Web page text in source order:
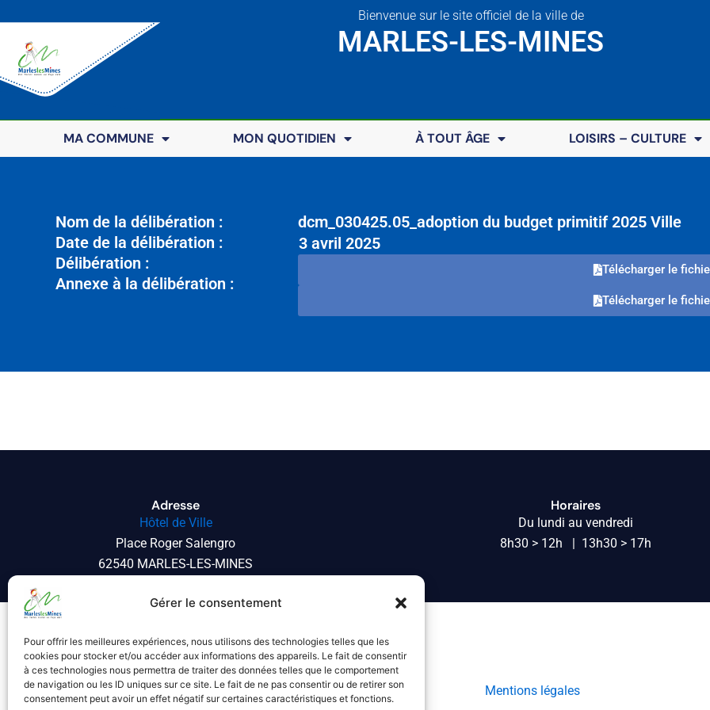
Gérer le consentement
Pour offrir les meilleures expériences, nous utilisons des technologies telles que les
cookies pour stocker et/ou accéder aux informations des appareils. Le fait de consentir
à ces technologies nous permettra de traiter des données telles que le comportement
de navigation ou les ID uniques sur ce site. Le fait de ne pas consentir ou de retirer son
consentement peut avoir un effet négatif sur certaines caractéristiques et fonctions.
Bienvenue sur le site officiel de la ville de
MARLES-LES-MINES
MA COMMUNE MON QUOTIDIEN À TOUT ÂGE LOISIRS – CULTURE
Nom de la délibération :
Date de la délibération :
Délibération :
Annexe à la délibération :
dcm_030425.05_adoption du budget primitif 2025 Ville
3 avril 2025
Télécharger le
Télécharger le
Adresse
Hôtel de Ville
Place Roger Salengro
62540 MARLES-LES-MINES
Horaires
Du lundi au vendredi
8h30 > 12h | 13h30 > 17h
À propos Mentions légales